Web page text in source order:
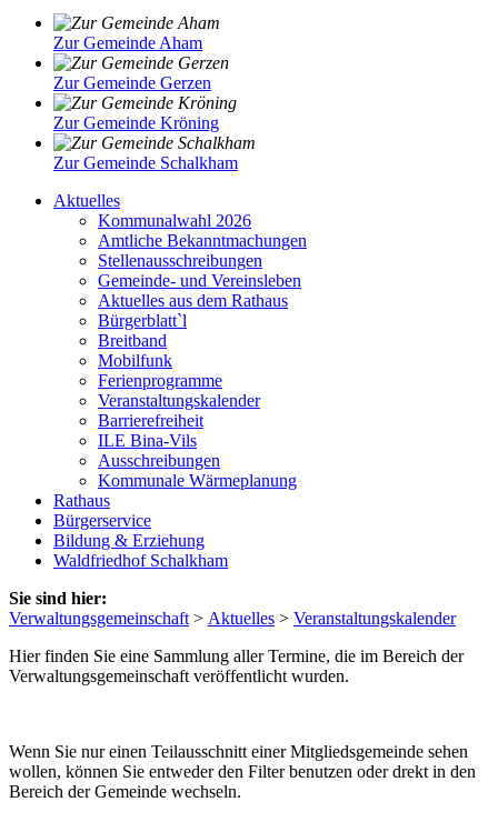
Zur Gemeinde Aham
Zur Gemeinde Gerzen
Zur Gemeinde Kröning
Zur Gemeinde Schalkham
Aktuelles
Kommunalwahl 2026
Amtliche Bekanntmachungen
Stellenausschreibungen
Gemeinde- und Vereinsleben
Aktuelles aus dem Rathaus
Bürgerblatt`l
Breitband
Mobilfunk
Ferienprogramme
Veranstaltungskalender
Barrierefreiheit
ILE Bina-Vils
Ausschreibungen
Kommunale Wärmeplanung
Rathaus
Bürgerservice
Bildung & Erziehung
Waldfriedhof Schalkham
Sie sind hier:
Verwaltungsgemeinschaft > Aktuelles > Veranstaltungskalender
Hier finden Sie eine Sammlung aller Termine, die im Bereich der
Verwaltungsgemeinschaft veröffentlicht wurden.
Wenn Sie nur einen Teilausschnitt einer Mitgliedsgemeinde sehen
wollen, können Sie entweder den Filter benutzen oder drekt in den
Bereich der Gemeinde wechseln.